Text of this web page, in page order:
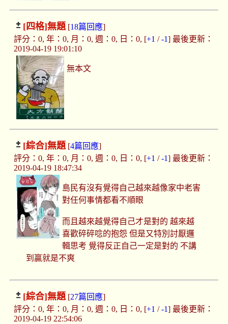
[四格]無題[18篇回應]
評分：0, 年：0, 月：0, 週：0, 日：0, [+1 /-1] 最後更新：
2019-04-19 19:01:10
無本文
[綜合]無題[4篇回應]
評分：0, 年：0, 月：0, 週：0, 日：0, [+1 /-1] 最後更新：
2019-04-19 18:47:34
島民有沒有覺得自己越來越像家中老害
對任何事情都看不順眼
而且越來越覺得自己才是對的 越來越
喜歡碎碎唸的抱怨 但是又特別討厭邏
輯思考 覺得反正自己一定是對的 不講
到贏就是不爽
[綜合]無題[27篇回應]
評分：0, 年：0, 月：0, 週：0, 日：0, [+1 /-1] 最後更新：
2019-04-19 22:54:06